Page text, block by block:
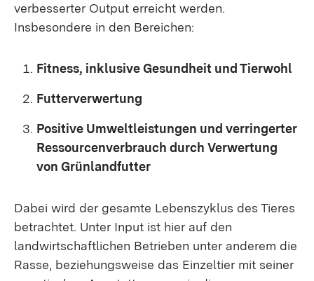
verbesserter Output erreicht werden.
Insbesondere in den Bereichen:
Fitness, inklusive Gesundheit und Tierwohl
Futterverwertung
Positive Umweltleistungen und verringerter
Ressourcenverbrauch durch Verwertung
von Grünlandfutter
Dabei wird der gesamte Lebenszyklus des Tieres
betrachtet. Unter Input ist hier auf den
landwirtschaftlichen Betrieben unter anderem die
Rasse, beziehungsweise das Einzeltier mit seiner